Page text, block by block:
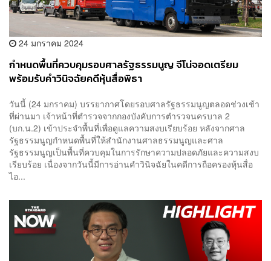
24 มกราคม 2024
กำหนดพื้นที่ควบคุมรอบศาลรัฐธรรมนูญ จีโน่จอดเตรียม
พร้อมรับคำวินิจฉัยคดีหุ้นสื่อพิธา
วันนี้ (24 มกราคม) บรรยากาศโดยรอบศาลรัฐธรรมนูญตลอดช่วงเช้า
ที่ผ่านมา เจ้าหน้าที่ตำรวจจากกองบังคับการตำรวจนครบาล 2
(บก.น.2) เข้าประจำพื้นที่เพื่อดูแลความสงบเรียบร้อย หลังจากศาล
รัฐธรรมนูญกำหนดพื้นที่ให้สำนักงานศาลธรรมนูญและศาล
รัฐธรรมนูญเป็นพื้นที่ควบคุมในการรักษาความปลอดภัยและความสงบ
เรียบร้อย เนื่องจากวันนี้มีการอ่านคำวินิจฉัยในคดีการถือครองหุ้นสื่อ
ไอ...